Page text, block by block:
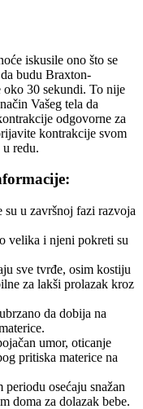
iskusile ono što se
budu Braxton-
30 sekundi. To nije
Vašeg tela da
odgovorne za
kontrakcije svom
u redu.
su u završnoj fazi razvoja
velika i njeni pokreti su
sve tvrđe, osim kostiju
za lakši prolazak kroz
da dobija na
umor, oticanje
pritiska materice na
osećaju snažan
doma za dolazak bebe.